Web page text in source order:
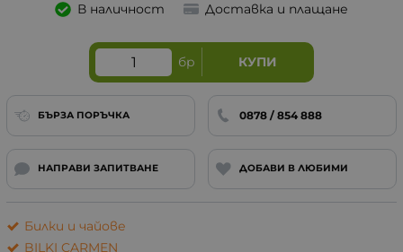
В наличност Доставка и плащане
бр КУПИ
БЪРЗА ПОРЪЧКА 0878 / 854 888
НАПРАВИ ЗАПИТВАНЕ ДОБАВИ В ЛЮБИМИ
Билки и чайове
BILKI CARMEN